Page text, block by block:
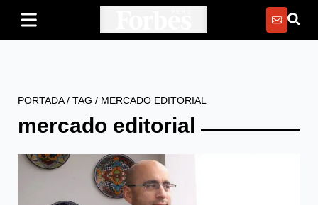
PORTADA/ TAG / MERCADO EDITORIAL
mercado editorial